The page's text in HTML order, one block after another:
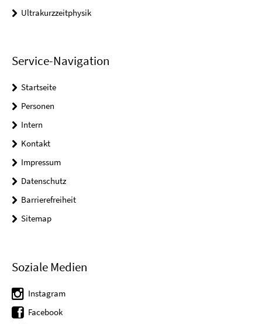
Ultrakurzzeitphysik
Service-Navigation
Startseite
Personen
Intern
Kontakt
Impressum
Datenschutz
Barrierefreiheit
Sitemap
Soziale Medien
Instagram
Facebook